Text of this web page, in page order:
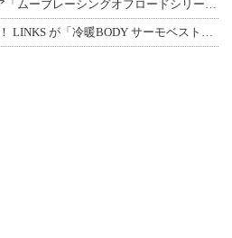
クシタニのモトクロス用ウェア「ムーブレーシングオフロードシリーズ」3アイテムが登
UVカット・遮光性能をアップ！ LINKS が「冷暖BODY サーモベスト」改良